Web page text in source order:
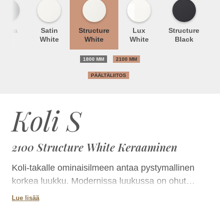
Koli S
2100 Structure White Keraaminen
Koli-takalle ominaisilmeen antaa pystymallinen
korkea luukku. Modernissa luukussa on ohut
mustanharmaa metallireunus ja kaksinkertainen
Lue lisää
Satin
White
Structure
White
Lux
White
Structure
Black
1800 MM 2100 MM
PÄÄLTÄLIITOS